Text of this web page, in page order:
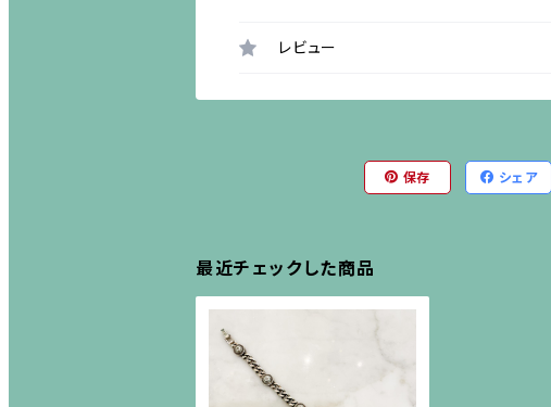
レビュー
保存 シェア
最近チェックした商品